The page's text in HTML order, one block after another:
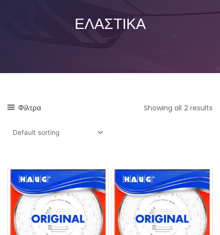
ΕΛΑΣΤΙΚΑ
Φίλτρα Showing all 2 results